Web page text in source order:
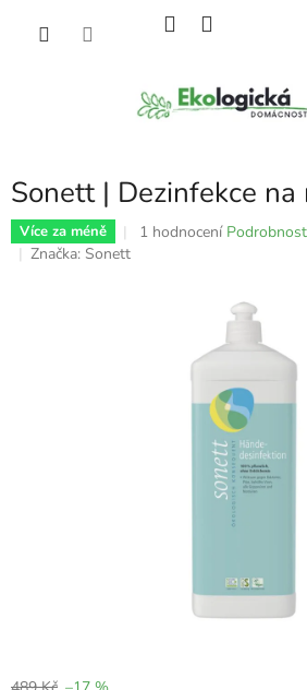
Sonett | Dezinfekce
Více za méně
Průměrné
1 hodnocení
Značka: Sonett